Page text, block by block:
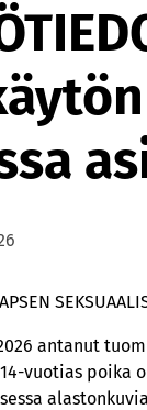
antanut
vuotias